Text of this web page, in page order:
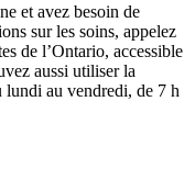
et avez besoin de
sur les soins, appelez
de l’Ontario, accessible
aussi utiliser la
au vendredi, de 7 h